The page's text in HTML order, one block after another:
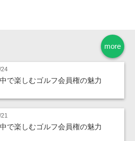
more
24
で楽しむゴルフ会員権の魅力
で楽しむゴルフ会員権の魅力